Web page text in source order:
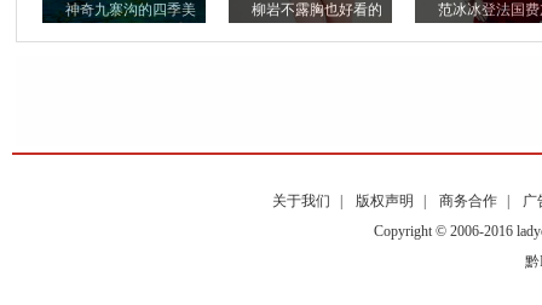
神奇九寨沟的四季美 柳岩不露胸也好看的 范冰冰登法国
关于我们 版权声明 商务合作
广
Copyright © 2006-2016
黔